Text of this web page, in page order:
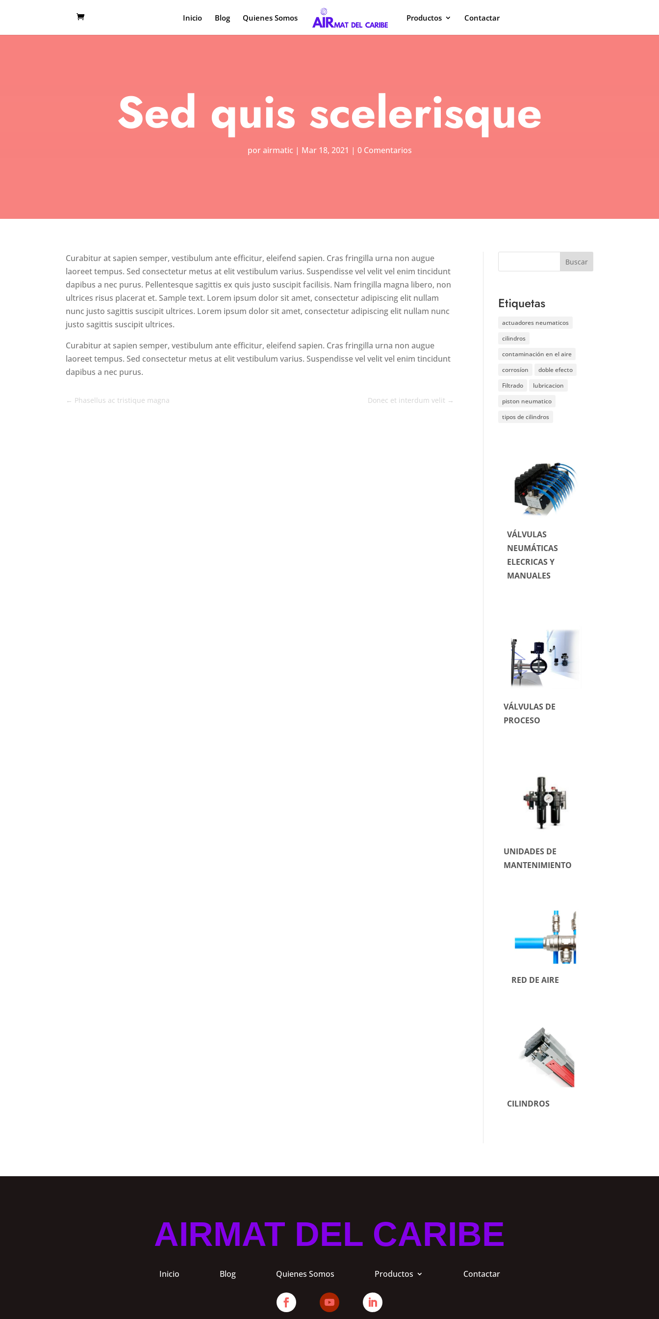
Inicio Blog Quienes Somos Productos Contactar
Sed quis scelerisque
porairmatic | Mar 18, 2021 | 0 Comentarios
Curabitur at sapien semper, vestibulum ante efficitur, eleifend sapien. Cras fringilla urna non augue
laoreet tempus. Sed consectetur metus at elit vestibulum varius. Suspendisse vel velit vel enim tincidunt
dapibus a nec purus. Pellentesque sagittis ex quis justo suscipit facilisis. Nam fringilla magna libero, non
ultrices risus placerat et. Sample text. Lorem ipsum dolor sit amet, consectetur adipiscing elit nullam
nunc justo sagittis suscipit ultrices. Lorem ipsum dolor sit amet, consectetur adipiscing elit nullam nunc
justo sagittis suscipit ultrices.
Curabitur at sapien semper, vestibulum ante efficitur, eleifend sapien. Cras fringilla urna non augue
laoreet tempus. Sed consectetur metus at elit vestibulum varius. Suspendisse vel velit vel enim tincidunt
dapibus a nec purus.
← Phasellus ac tristique magna Donec et interdum velit →
Etiquetas
actuadores neumaticos
cilindros
contaminación en el aire
corrosíon
doble efecto
Filtrado
lubricacion
piston neumatico
tipos de cilindros
VÁLVULAS
NEUMÁTICAS
ELECRICAS Y
MANUALES
VÁLVULAS DE
PROCESO
UNIDADES DE
MANTENIMIENTO
RED DE AIRE
CILINDROS
AIRMAT DEL CARIBE
Inicio Blog Quienes Somos Productos Contactar